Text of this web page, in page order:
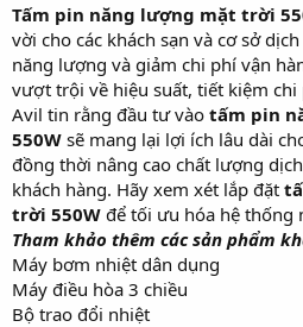
Tấm pin năng lượng mặt trời
vời cho các khách sạn và cơ sở
năng lượng và giảm chi phí vận
vượt trội về hiệu suất, tiết kiệm
Avil tin rằng đầu tư vào tấm pin
550W sẽ mang lại lợi ích lâu dài
đồng thời nâng cao chất lượng
khách hàng. Hãy xem xét lắp đặt
trời 550W để tối ưu hóa hệ thống
Tham khảo thêm các sản phẩm
Máy bơm nhiệt dân dụng
Máy điều hòa 3 chiều
Bộ trao đổi nhiệt